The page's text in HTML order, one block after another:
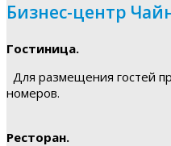
Бизнес-центр
Гостиница.
Для размещения гостей
номеров.
Ресторан.